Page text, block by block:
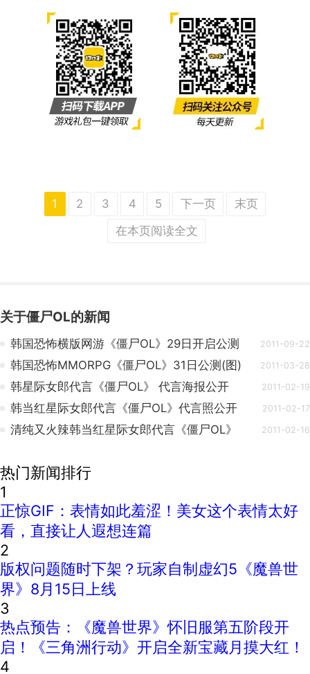
1 2 3 4 5 下一页
末页
在本页阅读全文
关于僵尸OL的新闻
韩国恐怖横版网游《僵尸OL》29日开启公测 2011-09-22
韩国恐怖MMORPG《僵尸OL》31日公测(图) 2011-03-28
韩星际女郎代言《僵尸OL》 代言海报公开 2011-02-19
韩当红星际女郎代言《僵尸OL》代言照公开 2011-02-17
清纯又火辣韩当红星际女郎代言《僵尸OL》 2011-02-16
热门新闻排行
1
正惊GIF：表情如此羞涩！美女这个表情太好
看，直接让人遐想连篇
2
版权问题随时下架？玩家自制虚幻5《魔兽世
界》8月15日上线
3
热点预告：《魔兽世界》怀旧服第五阶段开
启！《三角洲行动》开启全新宝藏月摸大红！
4